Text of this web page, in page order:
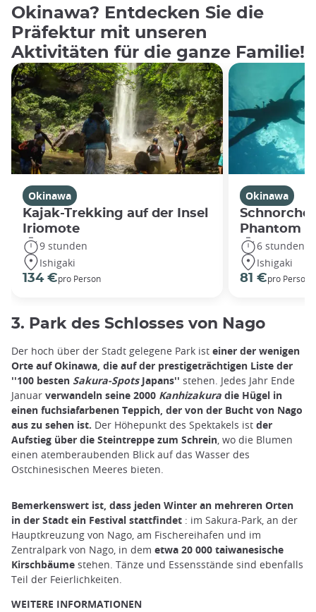
Okinawa? Entdecken Sie die
Präfektur mit unseren
Aktivitäten für die ganze Familie!
Okinawa
Kajak-Trekking auf der Insel
Iriomote
9 stunden
Ishigaki
134 €pro Person
Okinawa
Phantom
6 stunden
Ishigaki
81 €pro Person
3. Park des Schlosses von Nago
Der hoch über der Stadt gelegene Park ist einer der wenigen
Orte auf Okinawa, die auf der prestigeträchtigen Liste der
''100 besten Sakura-SpotsJapans'' stehen. Jedes Jahr Ende
Januar verwandeln seine 2000 Kanhizakura die Hügel in
einen fuchsiafarbenen Teppich, der von der Bucht von Nago
aus zu sehen ist. Der Höhepunkt des Spektakels ist der
Aufstieg über die Steintreppe zum Schrein, wo die Blumen
einen atemberaubenden Blick auf das Wasser des
Ostchinesischen Meeres bieten.
Bemerkenswert ist, dass jeden Winter an mehreren Orten
in der Stadt ein Festival stattfindet : im Sakura-Park, an der
Hauptkreuzung von Nago, am Fischereihafen und im
Zentralpark von Nago, in dem etwa 20 000 taiwanesische
Kirschbäume stehen. Tänze und Essensstände sind ebenfalls
Teil der Feierlichkeiten.
WEITERE INFORMATIONEN